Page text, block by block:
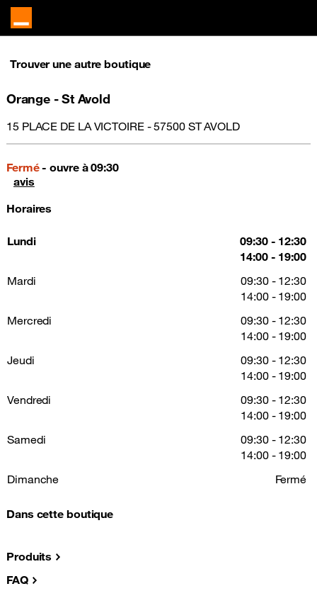
Trouver une autre boutique
Orange - St Avold
15 PLACE DE LA VICTOIRE - 57500 ST AVOLD
Fermé- ouvre à 09:30
avis
Horaires
Lundi
09:30 - 12:30
14:00 - 19:00
Mardi
09:30 - 12:30
14:00 - 19:00
Mercredi
09:30 - 12:30
14:00 - 19:00
Jeudi
09:30 - 12:30
14:00 - 19:00
Vendredi
09:30 - 12:30
14:00 - 19:00
Samedi
09:30 - 12:30
14:00 - 19:00
Dimanche
Fermé
Dans cette boutique
Produits
FAQ